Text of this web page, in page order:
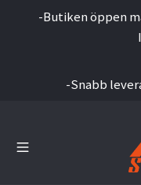
-Butiken öppen
-Snabb